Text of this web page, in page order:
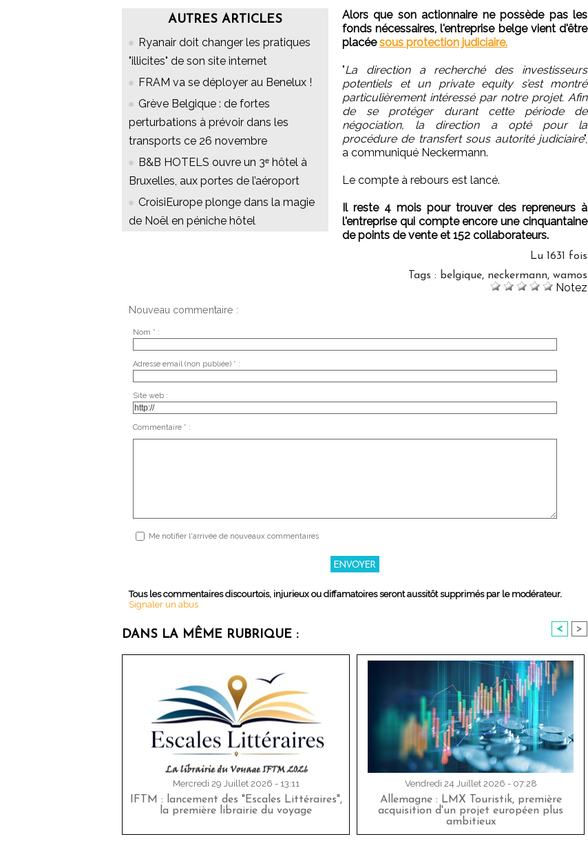
AUTRES ARTICLES
Ryanair doit changer les pratiques
"illicites" de son site internet
FRAM va se déployer au Benelux !
Grève Belgique : de fortes
perturbations à prévoir dans les
transports ce 26 novembre
B&B HOTELS ouvre un 3ᵉ hôtel à
Bruxelles, aux portes de l’aéroport
CroisiEurope plonge dans la magie
de Noël en péniche hôtel
Alors que son actionnaire ne possède pas les
fonds nécessaires, l'entreprise belge vient d'être
placée sous protection judiciaire.
"La direction a recherché des investisseurs
potentiels et un private equity s’est montré
particulièrement intéressé par notre projet. Afin
de se protéger durant cette période de
négociation, la direction a opté pour la
procédure de transfert sous autorité judiciaire",
a communiqué Neckermann.
Le compte à rebours est lancé.
Il reste 4 mois pour trouver des repreneurs à
l'entreprise qui compte encore une cinquantaine
de points de vente et 152 collaborateurs.
Lu 1631 fois
Tags : belgique, neckermann, wamos
Notez
Nouveau commentaire :
Nom * :
Adresse email (non publiée) * :
Site web :
Commentaire * :
Me notifier l'arrivée de nouveaux commentaires
Tous les commentaires discourtois, injurieux ou diffamatoires seront aussitôt supprimés par le modérateur.
Signaler un abus
DANS LA MÊME RUBRIQUE : < >
Mercredi 29 Juillet 2026 - 13:11
IFTM : lancement des "Escales Littéraires",
la première librairie du voyage
Vendredi 24 Juillet 2026 - 07:28
Allemagne : LMX Touristik, première
acquisition d'un projet européen plus
ambitieux